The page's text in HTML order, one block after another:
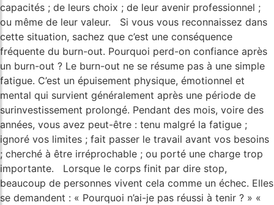
capacités ; de leurs choix ; de leur avenir professionnel ;
ou même de leur valeur. Si vous vous reconnaissez dans
cette situation, sachez que c’est une conséquence
fréquente du burn-out. Pourquoi perd-on confiance après
un burn-out ? Le burn-out ne se résume pas à une simple
fatigue. C’est un épuisement physique, émotionnel et
mental qui survient généralement après une période de
surinvestissement prolongé. Pendant des mois, voire des
années, vous avez peut-être : tenu malgré la fatigue ;
ignoré vos limites ; fait passer le travail avant vos besoins
; cherché à être irréprochable ; ou porté une charge trop
importante. Lorsque le corps finit par dire stop,
beaucoup de personnes vivent cela comme un échec. Elles
se demandent : « Pourquoi n’ai-je pas réussi à tenir ? » «